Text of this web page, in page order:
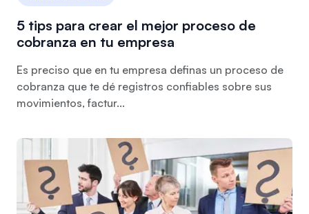
5 tips para crear el mejor proceso de
cobranza en tu empresa
Es preciso que en tu empresa definas un proceso de
cobranza que te dé registros confiables sobre sus
movimientos, factur...